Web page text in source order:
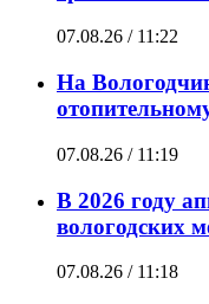
07.08.26 / 11:22
На
07.08.26 / 11:19
В 2026 году
вологодских
07.08.26 / 11:18